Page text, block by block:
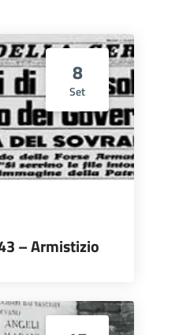
8
Set
– Armistizio